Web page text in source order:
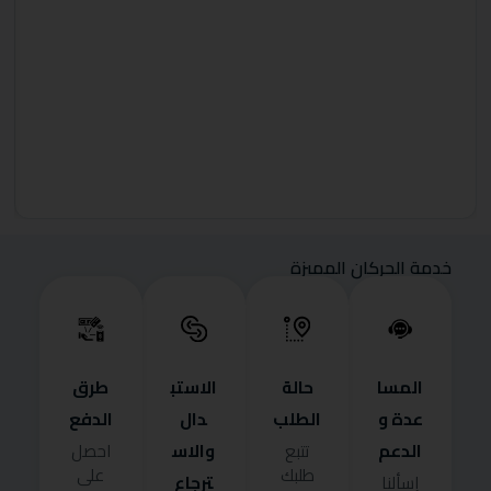
خدمة الحركان المميزة
المسا
عدة و
الدعم
إسألنا
حالة
الطلب
تتبع
طلبك
الاستب
دال
والاس
ترجاع
طرق
الدفع
احصل
على